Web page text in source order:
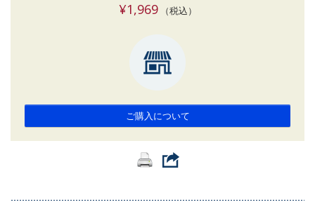
¥1,969（税込）
ご購入について